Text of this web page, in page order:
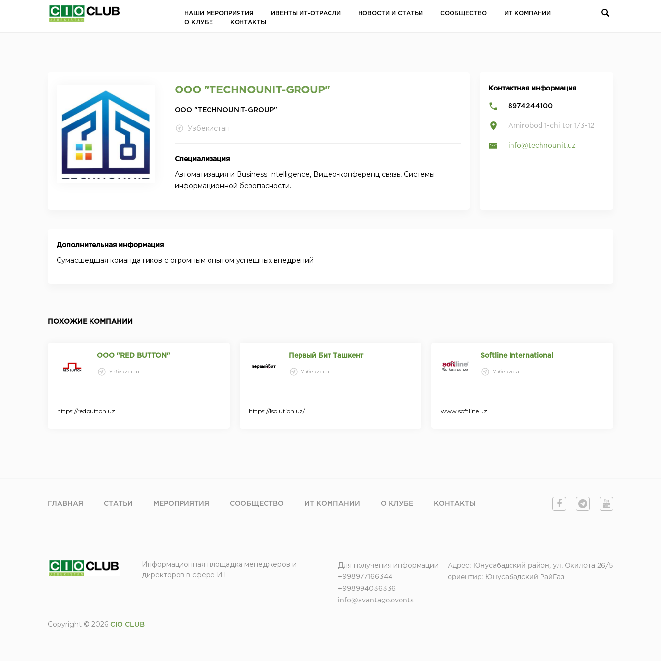
НАШИ МЕРОПРИЯТИЯ ИВЕНТЫ ИТ-ОТРАСЛИ НОВОСТИ И СТАТЬИ СООБЩЕСТВО
ИТ КОМПАНИИ
О КЛУБЕ
КОНТАКТЫ
ООО "TECHNOUNIT-GROUP"
ООО "TECHNOUNIT-GROUP"
Узбекистан
Специализация
Автоматизация и Business Intelligence, Видео-конференц связь, Системы
информационной безопасности.
Контактная информация
8974244100
Amirobod 1-chi tor 1/3-12
info@technounit.uz
Дополнительная информация
Сумасшедшая команда гиков с огромным опытом успешных внедрений
ПОХОЖИЕ КОМПАНИИ
ООО "RED BUTTON"
Узбекистан
https://redbutton.uz
Первый Бит Ташкент
Узбекистан
https://1solution.uz/
Softline International
Узбекистан
www.softline.uz
ГЛАВНАЯ СТАТЬИ МЕРОПРИЯТИЯ СООБЩЕСТВО ИТ КОМПАНИИ О КЛУБЕ КОНТАКТЫ
Информационная площадка менеджеров и
директоров в сфере ИТ
Copyright © 2026 CIO CLUB
Для получения информации
+998977166344
+998994036336
info@avantage.events
Адрес: Юнусабадский район, ул. Окилота 26/5
ориентир: Юнусабадский РайГаз